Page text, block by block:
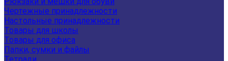
Чертежные принадлежности
Настольные принадлежности
Товары для школы
Товары для офиса
Папки, сумки и файлы